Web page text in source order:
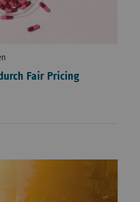
Fair Pricing